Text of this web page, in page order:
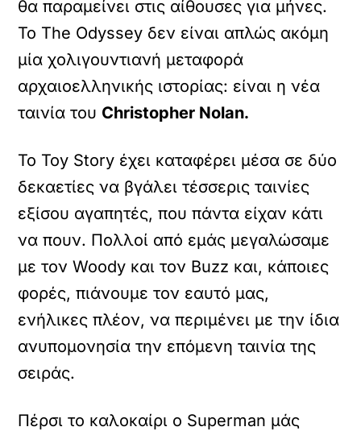
θα παραμείνει στις αίθουσες για μήνες.
Το The Odyssey δεν είναι απλώς ακόμη
μία χολιγουντιανή μεταφορά
αρχαιοελληνικής ιστορίας: είναι η νέα
ταινία του Christopher Nolan.
Το Toy Story έχει καταφέρει μέσα σε δύο
δεκαετίες να βγάλει τέσσερις ταινίες
εξίσου αγαπητές, που πάντα είχαν κάτι
να πουν. Πολλοί από εμάς μεγαλώσαμε
με τον Woody και τον Buzz και, κάποιες
φορές, πιάνουμε τον εαυτό μας,
ενήλικες πλέον, να περιμένει με την ίδια
ανυπομονησία την επόμενη ταινία της
σειράς.
Πέρσι το καλοκαίρι ο Superman μάς